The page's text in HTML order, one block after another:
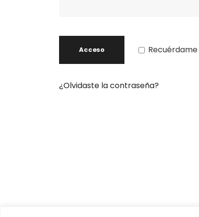
Recuérdame
Acceso
¿Olvidaste la contraseña?